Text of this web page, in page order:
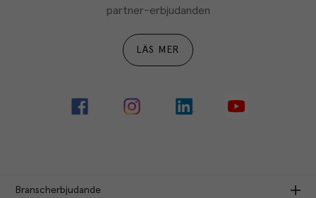
partner-erbjudanden
LÄS MER
Branscherbjudande